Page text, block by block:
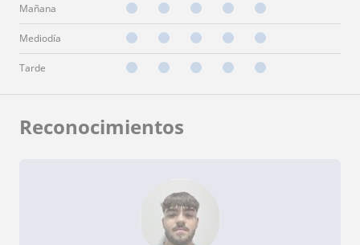
Mañana
Mediodía
Tarde
Reconocimientos